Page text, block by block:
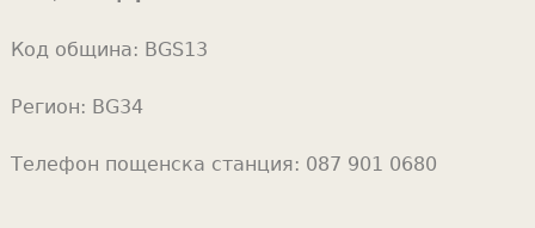
Код община: BGS13
Регион: BG34
Телефон пощенска станция: 087 901 0680